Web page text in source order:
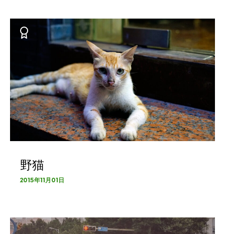
野猫
2015年11月01日